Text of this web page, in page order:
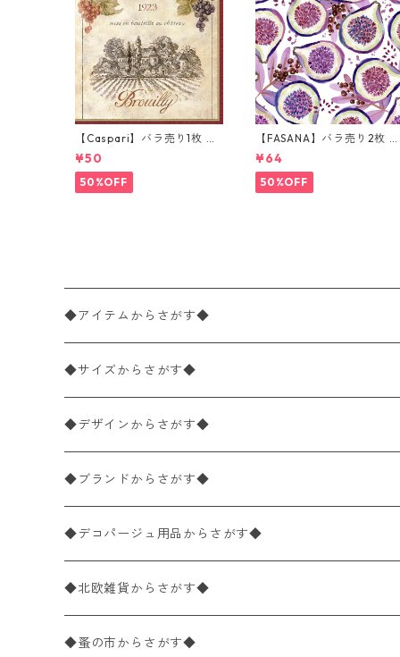
【Caspari】バラ売り1枚 カ
クテルサイズ ペーパーナプ
キン Wine Labels ベージュ
¥50
50%OFF
【FASANA】バラ売り2枚 ラ
ンチサイズ ペーパーナプキ
ン Fresh passion fruits ホ
ワイト
¥64
50%OFF
◆アイテムからさがす◆
ペーパーナプキン2枚バラ売り
ペーパーナプキン1枚バラ売り
ペーパーナプキン20枚入りパック
ペーパーナプキン10枚入りパック
ライスペーパー
ペーパーリネンナプキン
◆サイズからさがす◆
33×33cm（ランチサイズ）
バラ売り
パック売り
25×25cm（カクテルサイズ）
バラ売り
パック売り
40×40cm（ディナーサイズ）
バラ売り
パック売り
21×21cm（ポケットサイズ）
バラ売り
33cm（ラウンド）
◆デザインからさがす◆
花柄
植物・グリーン柄
動物・鳥・昆虫・蝶柄
海・魚柄
◆ブランドからさがす◆
ドイツ製 IHR/イア
ランチサイズ
カクテルサイズ
ドイツ製 Ambiente/アンビエンテ
ランチサイズ
ドイツ製 Paperproducts Design
◆デコパージュ用品からさがす◆
デコパージュ液
デコパージュ下地
◆北欧雑貨からさがす◆
シリコンモールド
◆蚤の市からさがす◆